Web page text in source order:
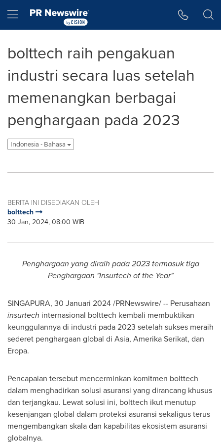
Hamburger menu
bolttech raih pengakuan
industri secara luas setelah
memenangkan berbagai
penghargaan pada 2023
Indonesia - Bahasa
BERITA INI DISEDIAKAN OLEH
bolttech
30 Jan, 2024, 08:00 WIB
Penghargaan yang diraih pada 2023 termasuk tiga
Penghargaan "Insurtech of the Year"
SINGAPURA, 30 Januari 2024 /PRNewswire/ -- Perusahaan
insurtech internasional bolttech kembali membuktikan
keunggulannya di industri pada 2023 setelah sukses meraih
sederet penghargaan global di Asia, Amerika Serikat, dan
Eropa.
Pencapaian tersebut mencerminkan komitmen bolttech
dalam menghadirkan solusi asuransi yang dirancang khusus
dan terjangkau. Lewat solusi ini, bolttech ikut menutup
kesenjangan global dalam proteksi asuransi sekaligus terus
mengembangkan skala dan kapabilitas ekosistem asuransi
globalnya.